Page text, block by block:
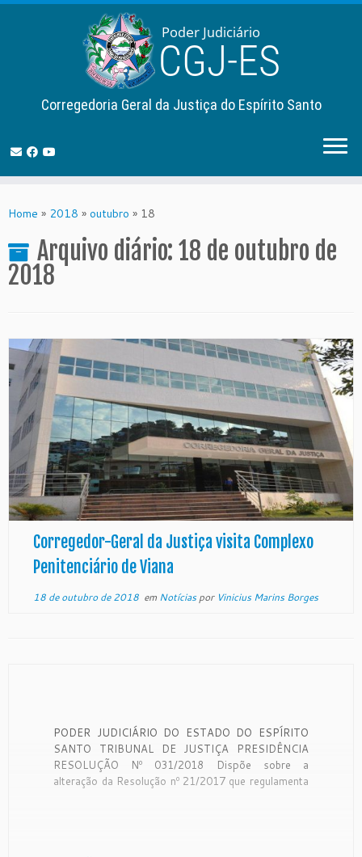
to
Corregedoria Geral da Justiça do Espírito Santo
Home » 2018 » outubro » 18
Arquivo diário: 18 de outubro de
2018
Corregedor-Geral da Justiça visita Complexo
Penitenciário de Viana
18 de outubro de 2018em Notíciaspor Vinicius Marins Borges
PODER JUDICIÁRIO DO ESTADO DO ESPÍRITO
SANTO TRIBUNAL DE JUSTIÇA PRESIDÊNCIA
RESOLUÇÃO Nº 031/2018 Dispõe sobre a
alteração da Resolução nº 21/2017 que regulamenta